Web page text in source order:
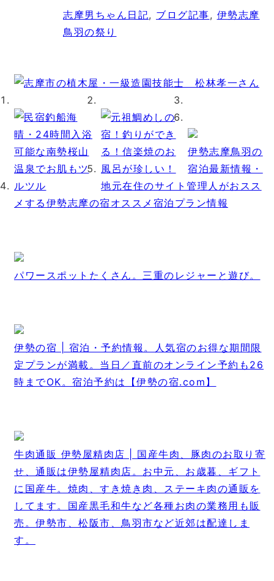
志摩男ちゃん日記, ブログ記事, 伊勢志摩
鳥羽の祭り
伊勢志摩鳥羽の
宿泊最新情報・
地元在住のサイト管理人がおスス
メする伊勢志摩の宿オススメ宿泊プラン情報
パワースポットたくさん。三重のレジャーと遊び。
伊勢の宿 | 宿泊・予約情報。人気宿のお得な期間限
定プランが満載。当日／直前のオンライン予約も26
時までOK。宿泊予約は【伊勢の宿.com】
牛肉通販 伊勢屋精肉店 | 国産牛肉、豚肉のお取り寄
せ、通販は伊勢屋精肉店。お中元、お歳暮、ギフト
に国産牛。焼肉、すき焼き肉、ステーキ肉の通販を
してます。国産黒毛和牛など各種お肉の業務用も販
売。伊勢市、松阪市、鳥羽市など近郊は配達しま
す。